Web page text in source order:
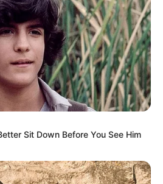
hogy valóban volt sokszor
amikor sokszor zárva maradt
be ne jöjjenek, ám állítja,
a feleségére, sőt,
érte fizikai bántalmazás.
igazából semmit sem
például azt, hogy terhes
ajtónak, vagy azt, hogy egy
a kezében mászkált a
Sit Down Before You See Him